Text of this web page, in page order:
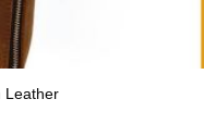
Leather